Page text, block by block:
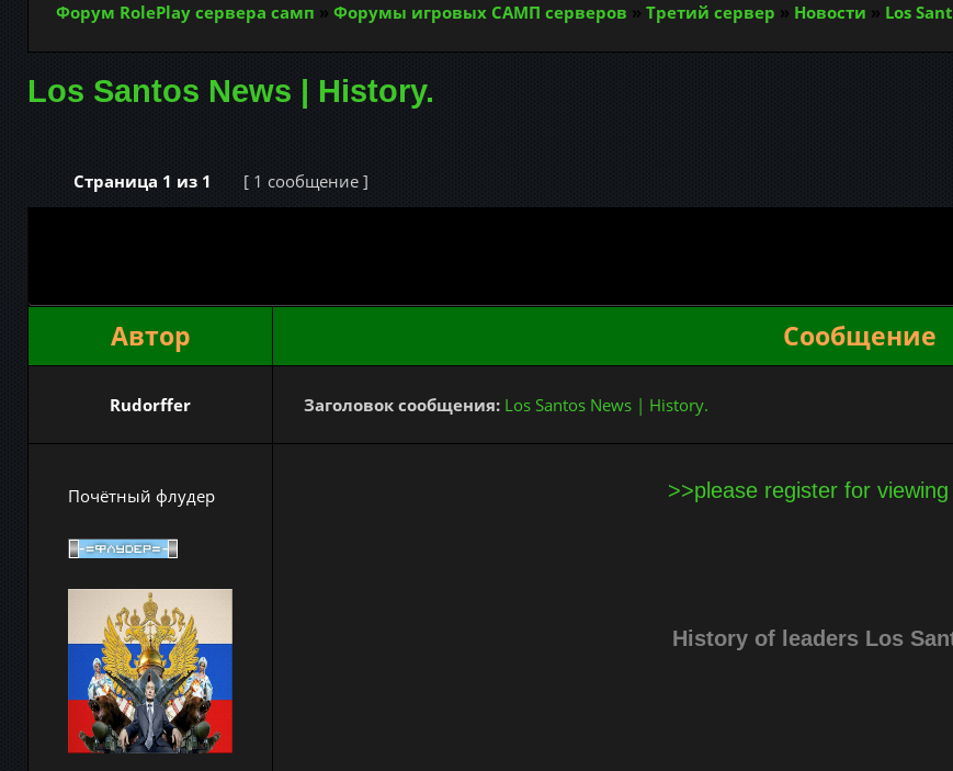
Форум RolePlay сервера самп » Форумы игровых САМП серверов » Третий сервер » Новости » Los
Los Santos News | History.
Страница 1 из 1 [ 1 сообщение ]
Автор Сообщение
Rudorffer Заголовок сообщения: Los Santos News | History.
Почётный флудер >>please register for
History of leaders Los